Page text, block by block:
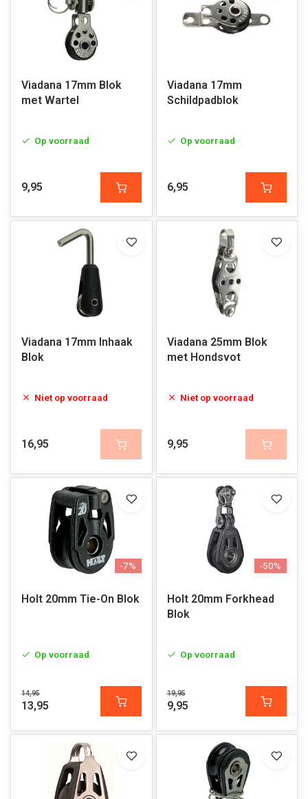
Viadana 17mm Blok
met Wartel
Op voorraad
9,95
Viadana 17mm
Schildpadblok
Op voorraad
6,95
Viadana 17mm Inhaak
Blok
Niet op voorraad
16,95
Viadana 25mm Blok
met Hondsvot
Niet op voorraad
9,95
-7%
Holt 20mm Tie-On Blok
Op voorraad
14,95
13,95
-50%
Holt 20mm Forkhead
Blok
Op voorraad
19,95
9,95